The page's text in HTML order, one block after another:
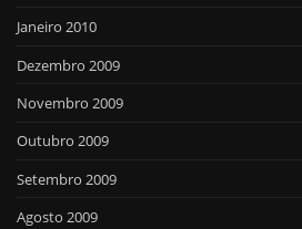
Janeiro 2010
Dezembro 2009
Novembro 2009
Outubro 2009
Setembro 2009
Agosto 2009